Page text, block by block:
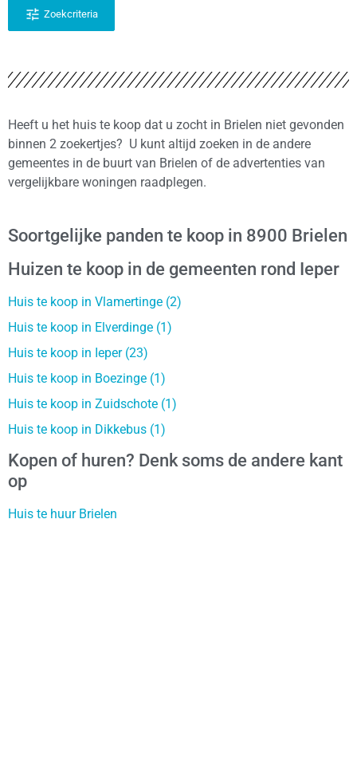
Zoekcriteria
Heeft u het huis te koop dat u zocht in Brielen niet gevonden
binnen 2 zoekertjes? U kunt altijd zoeken in de andere
gemeentes in de buurt van Brielen of de advertenties van
vergelijkbare woningen raadplegen.
Soortgelijke panden te koop in 8900 Brielen
Huizen te koop in de gemeenten rond Ieper
Huis te koop in Vlamertinge (2)
Huis te koop in Elverdinge (1)
Huis te koop in Ieper (23)
Huis te koop in Boezinge (1)
Huis te koop in Zuidschote (1)
Huis te koop in Dikkebus (1)
Kopen of huren? Denk soms de andere kant
op
Huis te huur Brielen